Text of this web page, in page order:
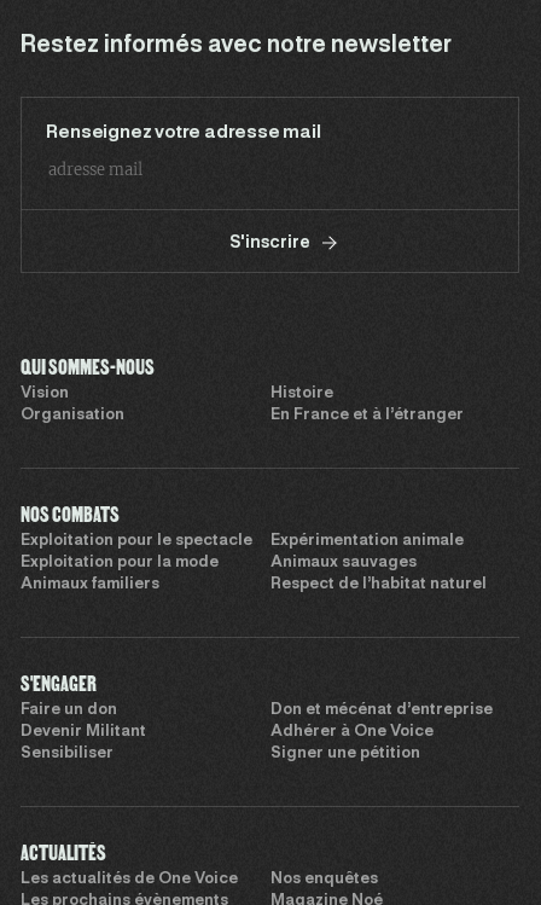
Restez informés avec notre newsletter
Renseignez votre adresse mail
S'inscrire
QUI SOMMES-NOUS
Vision
Histoire
Organisation
En France et à l’étranger
NOS COMBATS
Exploitation pour le spectacle
Expérimentation animale
Exploitation pour la mode
Animaux sauvages
Animaux familiers
Respect de l’habitat naturel
S'ENGAGER
Faire un don
Don et mécénat d’entreprise
Devenir Militant
Adhérer à One Voice
Sensibiliser
Signer une pétition
ACTUALITÉS
Les actualités de One Voice
Nos enquêtes
Les prochains évènements
Magazine Noé